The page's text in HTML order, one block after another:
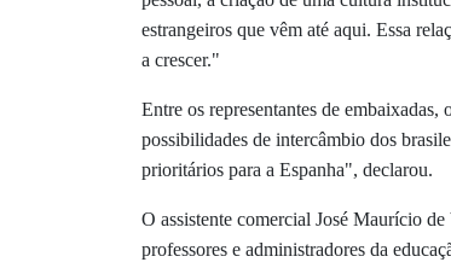
estrangeiros que vêm até aqui. Essa
a crescer."
Entre os representantes de
possibilidades de intercâmbio dos
prioritários para a Espanha", declarou.
O assistente comercial José Maurício
professores e administradores da